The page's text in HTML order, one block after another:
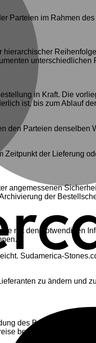
Parteien im Rahmen
in Kraft. Die
ist, bis zum Ablauf
den Parteien denselben
der Lieferung
angemessenen
der
mit den notwendigen
Sudamerica-
zu ändern und
des Bestellformulars
berücksichtigen die